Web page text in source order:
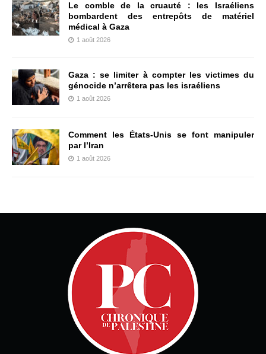
Le comble de la cruauté : les Israéliens
bombardent des entrepôts de matériel
médical à Gaza
1 août 2026
Gaza : se limiter à compter les victimes du
génocide n’arrêtera pas les israéliens
1 août 2026
Comment les États-Unis se font manipuler
par l’Iran
1 août 2026